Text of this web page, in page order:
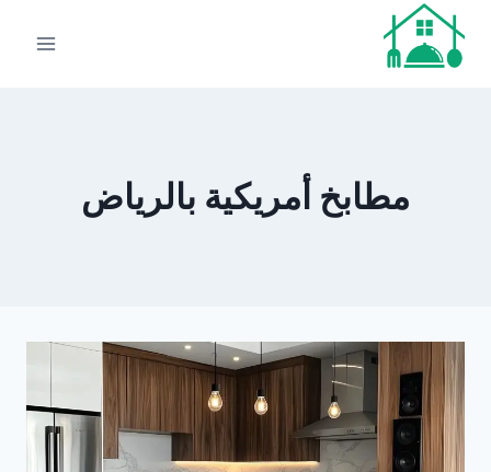
التجاوز
المحتوى
مطابخ أمريكية بالرياض